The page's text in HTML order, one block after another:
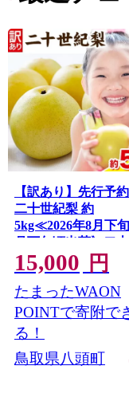
【訳あり】先行予約
二十世紀梨 約
5kg≪2026年8月下
月下旬頃出荷》二
紀梨 梨 ご家庭用 旬
十世紀 鳥取県 八頭町
なし 果物 フルーツ
産品 送料無料 果汁
ザート 八頭
15,000 円
たまったWAON
POINTで寄附で
る！
鳥取県八頭町